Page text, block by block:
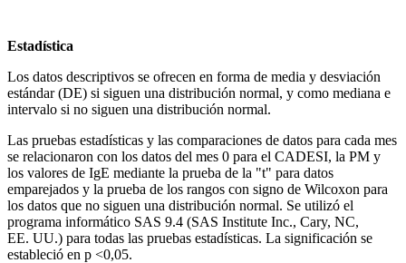
Estadística
Los datos descriptivos se ofrecen en forma de media y desviación
estándar (DE) si siguen una distribución normal, y como mediana e
intervalo si no siguen una distribución normal.
Las pruebas estadísticas y las comparaciones de datos para cada mes
se relacionaron con los datos del mes 0 para el CADESI, la PM y
los valores de IgE mediante la prueba de la "t" para datos
emparejados y la prueba de los rangos con signo de Wilcoxon para
los datos que no siguen una distribución normal. Se utilizó el
programa informático SAS 9.4 (SAS Institute Inc., Cary, NC,
EE. UU.) para todas las pruebas estadísticas. La significación se
estableció en p <0,05.